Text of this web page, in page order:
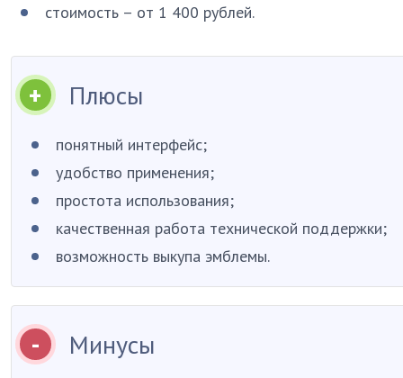
стоимость – от 1 400 рублей.
Плюсы
понятный интерфейс;
удобство применения;
простота использования;
качественная работа технической поддержки;
возможность выкупа эмблемы.
Минусы